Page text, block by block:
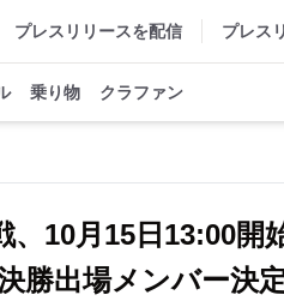
プレスリリースを配信 プレス
乗り物 クラファン
10月15日13:00開
勝出場メンバー決